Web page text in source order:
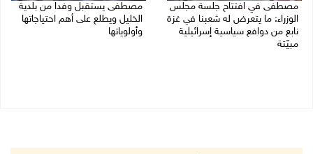
مصطفى في افتتاح جلسة مجلس
الوزراء: ما يتعرض له شعبنا في غزة
نابع من دوافع سياسية إسرائيلية
مبيّتة
مصطفى يستقبل وفدا من بلدية
الخليل ويطلع على أهم احتياجاتها
وأولوياتها